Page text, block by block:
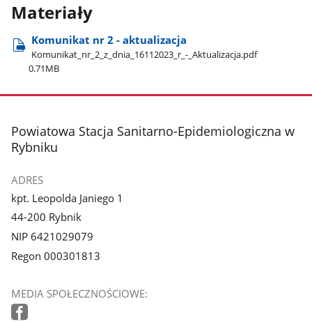
Materiały
Komunikat nr 2 - aktualizacja
Komunikat​_nr​_2​_z​_dnia​_16112023​_r​_-​_Aktualizacja.pdf
0.71MB
stopka
Powiatowa Stacja Sanitarno-Epidemiologiczna w
Rybniku
ADRES
kpt. Leopolda Janiego 1
44-200 Rybnik
NIP 6421029079
Regon 000301813
MEDIA SPOŁECZNOŚCIOWE: